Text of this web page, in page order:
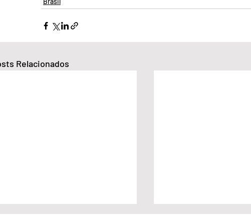
Relacionados